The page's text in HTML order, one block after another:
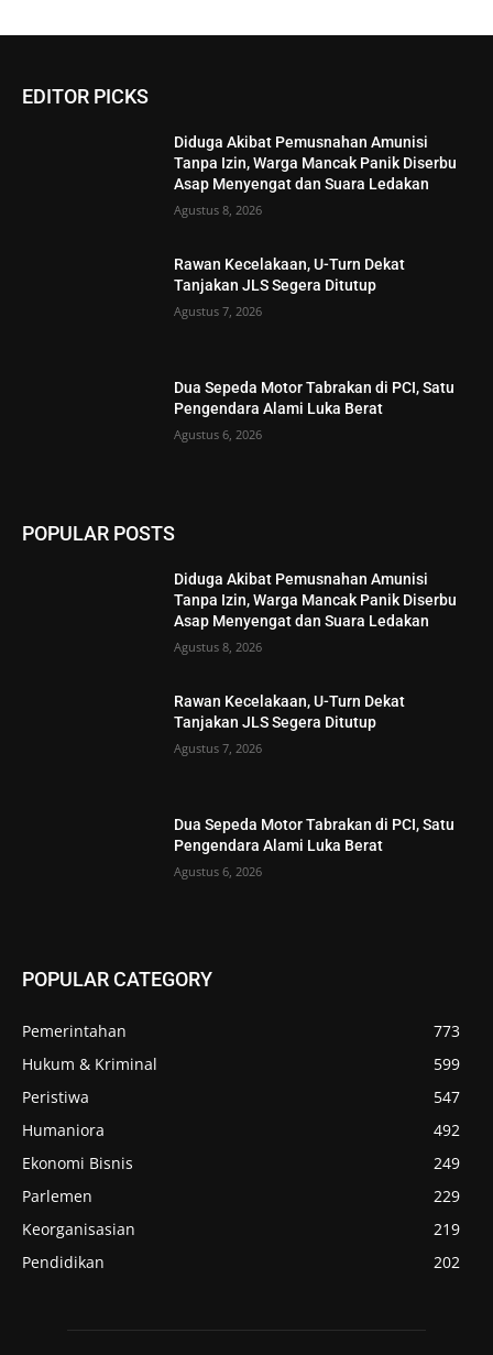
EDITOR PICKS
Diduga Akibat Pemusnahan Amunisi
Tanpa Izin, Warga Mancak Panik Diserbu
Asap Menyengat dan Suara Ledakan
Agustus 8, 2026
Rawan Kecelakaan, U-Turn Dekat
Tanjakan JLS Segera Ditutup
Agustus 7, 2026
Dua Sepeda Motor Tabrakan di PCI, Satu
Pengendara Alami Luka Berat
Agustus 6, 2026
POPULAR POSTS
Diduga Akibat Pemusnahan Amunisi
Tanpa Izin, Warga Mancak Panik Diserbu
Asap Menyengat dan Suara Ledakan
Agustus 8, 2026
Rawan Kecelakaan, U-Turn Dekat
Tanjakan JLS Segera Ditutup
Agustus 7, 2026
Dua Sepeda Motor Tabrakan di PCI, Satu
Pengendara Alami Luka Berat
Agustus 6, 2026
POPULAR CATEGORY
Pemerintahan
773
Hukum & Kriminal
599
Peristiwa
547
Humaniora
492
Ekonomi Bisnis
249
Parlemen
229
Keorganisasian
219
Pendidikan
202